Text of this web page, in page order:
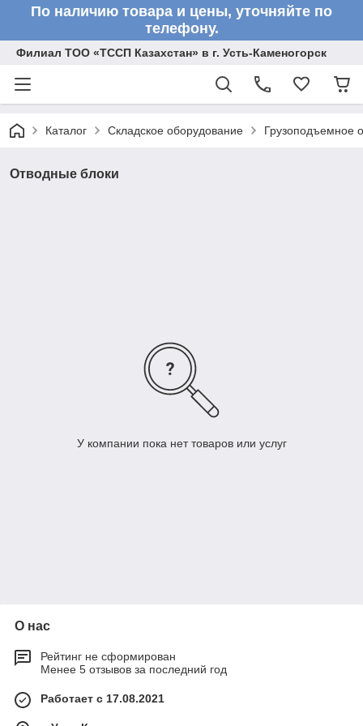
По наличию товара и цены, уточняйте по
телефону.
Филиал ТОО «ТССП Казахстан» в г. Усть-Каменогорск
Каталог Складское оборудование Грузоподъемное
Отводные блоки
У компании пока нет товаров или услуг
О нас
Рейтинг не сформирован
Менее 5 отзывов за последний год
Работает с 17.08.2021